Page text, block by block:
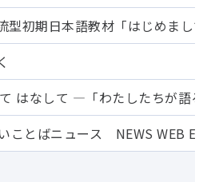
型初期日本語教材「はじめまし
はなして ―「わたしたちが語
とばニュース NEWS WEB